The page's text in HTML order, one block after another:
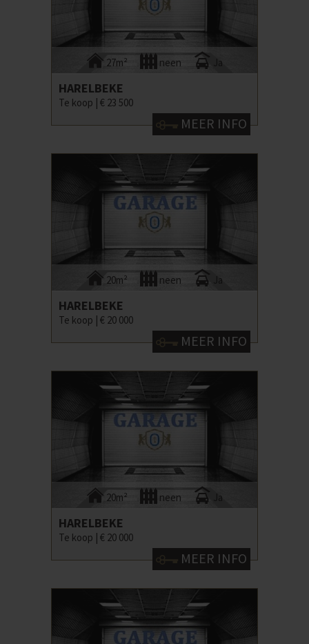
27m² neen Ja
HARELBEKE
Te koop | € 23 500
MEER INFO
20m² neen Ja
HARELBEKE
Te koop | € 20 000
MEER INFO
20m² neen Ja
HARELBEKE
Te koop | € 20 000
MEER INFO